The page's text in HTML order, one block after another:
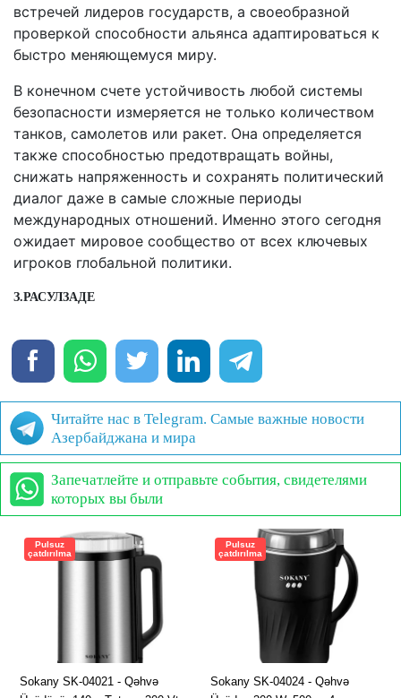
встречей лидеров государств, а своеобразной
проверкой способности альянса адаптироваться к
быстро меняющемуся миру.
В конечном счете устойчивость любой системы
безопасности измеряется не только количеством
танков, самолетов или ракет. Она определяется
также способностью предотвращать войны,
снижать напряженность и сохранять политический
диалог даже в самые сложные периоды
международных отношений. Именно этого сегодня
ожидает мировое сообщество от всех ключевых
игроков глобальной политики.
З.РАСУЛЗАДЕ
Читайте нас в Telegram. Самые важные новости
Азербайджана и мира
Запечатлейте и отправьте события, свидетелями
которых вы были